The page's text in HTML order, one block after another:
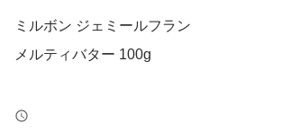
ミルボン ジェミールフラン
メルティバター 100g
クリームタイプの洗い流さないトリート